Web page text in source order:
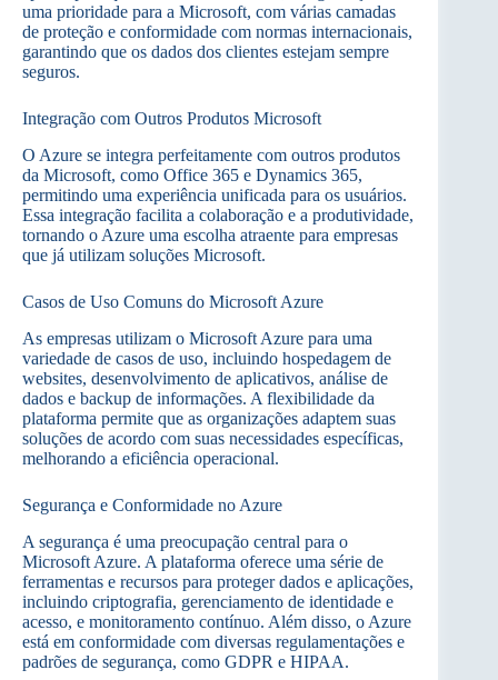
uma prioridade para a Microsoft, com várias camadas
de proteção e conformidade com normas internacionais,
garantindo que os dados dos clientes estejam sempre
seguros.
Integração com Outros Produtos Microsoft
O Azure se integra perfeitamente com outros produtos
da Microsoft, como Office 365 e Dynamics 365,
permitindo uma experiência unificada para os usuários.
Essa integração facilita a colaboração e a produtividade,
tornando o Azure uma escolha atraente para empresas
que já utilizam soluções Microsoft.
Casos de Uso Comuns do Microsoft Azure
As empresas utilizam o Microsoft Azure para uma
variedade de casos de uso, incluindo hospedagem de
websites, desenvolvimento de aplicativos, análise de
dados e backup de informações. A flexibilidade da
plataforma permite que as organizações adaptem suas
soluções de acordo com suas necessidades específicas,
melhorando a eficiência operacional.
Segurança e Conformidade no Azure
A segurança é uma preocupação central para o
Microsoft Azure. A plataforma oferece uma série de
ferramentas e recursos para proteger dados e aplicações,
incluindo criptografia, gerenciamento de identidade e
acesso, e monitoramento contínuo. Além disso, o Azure
está em conformidade com diversas regulamentações e
padrões de segurança, como GDPR e HIPAA.